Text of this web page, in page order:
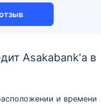
Asakabank'а в
и времени